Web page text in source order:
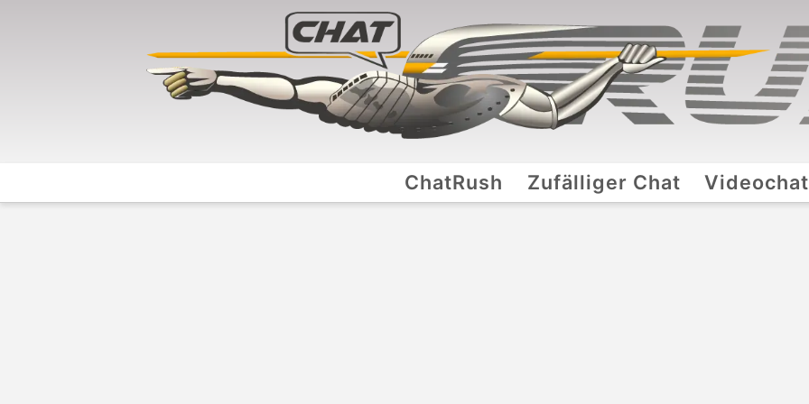
ChatRush Zufälliger Chat Videochat